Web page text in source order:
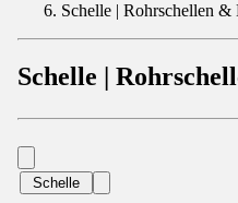
Schelle | Rohrschellen &
Schelle |
Schelle